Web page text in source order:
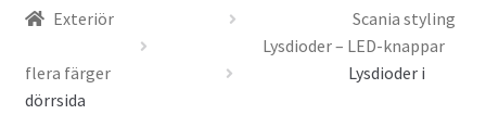
Interiör
Exteriör
Exteriör
Scania styling
Lysdioder – LED-knappar
flera färger
Lysdioder i
dörrsida